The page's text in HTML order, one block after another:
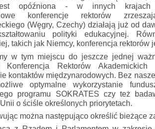
opóźniona - w innych krajach
konferencje rektorów
(Węgry, Czechy) działają już od
polityki edukacyjnej.
takich jak Niemcy, konferencja rektorów
w tym miejscu do jeszcze jednej
Konferencja Rektorów
kontaktów międzynarodowych. Bez
optymalne wykorzystanie
programu SOKRATES czy też
o ściśle określonych priorytetach.
można następująco określić bieżące